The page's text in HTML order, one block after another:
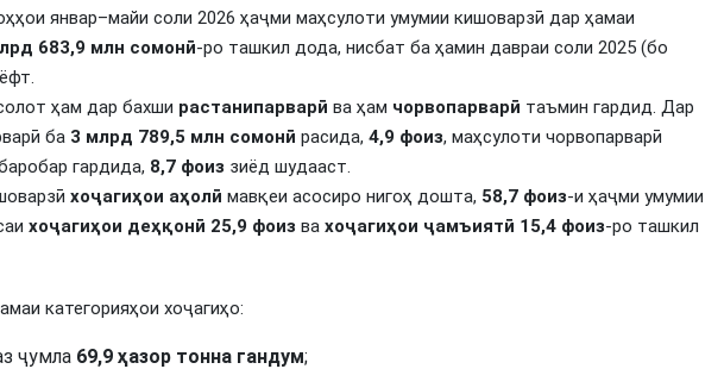
январ–майи соли 2026 ҳаҷми маҳсулоти умумии кишоварзӣ дар ҳамаи
683,9 млн сомонӣ-ро ташкил дода, нисбат ба ҳамин давраи соли 2025 (бо
ҳам дар бахши растанипарварӣ ва ҳам чорвопарварӣ таъмин гардид. Дар
ба 3 млрд 789,5 млн сомонӣ расида, 4,9 фоиз, маҳсулоти чорвопарварӣ
гардида, 8,7 фоиз зиёд шудааст.
хоҷагиҳои аҳолӣ мавқеи асосиро нигоҳ дошта, 58,7 фоиз-и ҳаҷми умумии
хоҷагиҳои деҳқонӣ 25,9 фоиз ва хоҷагиҳои ҷамъиятӣ 15,4 фоиз-ро ташкил
категорияҳои хоҷагиҳо:
ҷумла 69,9 ҳазор тонна гандум;